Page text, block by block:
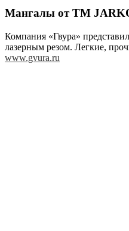
Мангалы от ТМ
Компания «Гвура»
лазерным резом. Легкие,
www.gvura.ru